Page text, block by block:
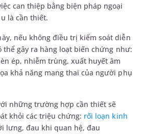
can thiệp bằng biện pháp ngoại
là cần thiết.
nếu không điều trị kiểm soát diễn
thể gây ra hàng loạt biến chứng như:
ép, nhiễm trùng, xuất huyết âm
khả năng mang thai của người phụ
những trường hợp cần thiết sẽ
khỏi các triệu chứng: rối loạn kinh
lưng, đau khi quan hệ, đau